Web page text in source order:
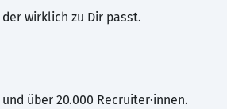
wirklich zu Dir passt.
über 20.000 Recruiter·innen.